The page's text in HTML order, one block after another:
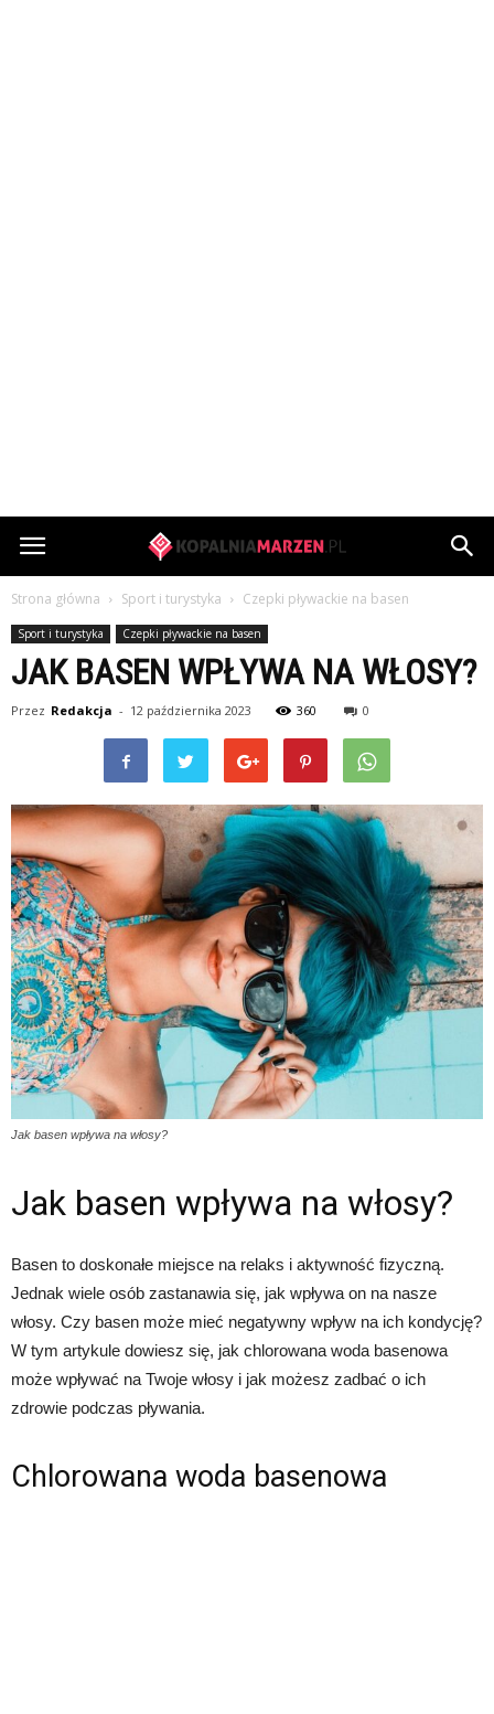
KopalniaMarzen.pl
Strona główna Sport i turystyka Czepki pływackie na basen
Sport i turystyka Czepki pływackie na basen
JAK BASEN WPŁYWA NA WŁOSY?
Przez Redakcja - 12 października 2023 360 0
Jak basen wpływa na włosy?
Jak basen wpływa na włosy?
Basen to doskonałe miejsce na relaks i aktywność fizyczną.
Jednak wiele osób zastanawia się, jak wpływa on na nasze
włosy. Czy basen może mieć negatywny wpływ na ich kondycję?
W tym artykule dowiesz się, jak chlorowana woda basenowa
może wpływać na Twoje włosy i jak możesz zadbać o ich
zdrowie podczas pływania.
Chlorowana woda basenowa